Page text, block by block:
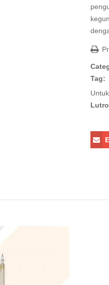
Tag: